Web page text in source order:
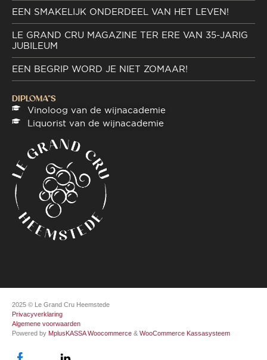
EEN SMAKELIJK ONDERDEEL VAN HET LEVEN!
LE GRAND CRU MAGAZINE TER ERE VAN 35-JARIG
JUBILEUM
EEN BEGRIP WORD JE NIET ZOMAAR!
DIPLOMA"S
Vinoloog van de wijnacademie
Liquorist van de wijnacademie
2025 © Le Grand Cru Heemstede
Privacyverklaring
Algemene voorwaarden
Powered by MplusKASSA Woocommerce & WooCommerce Kassasysteem